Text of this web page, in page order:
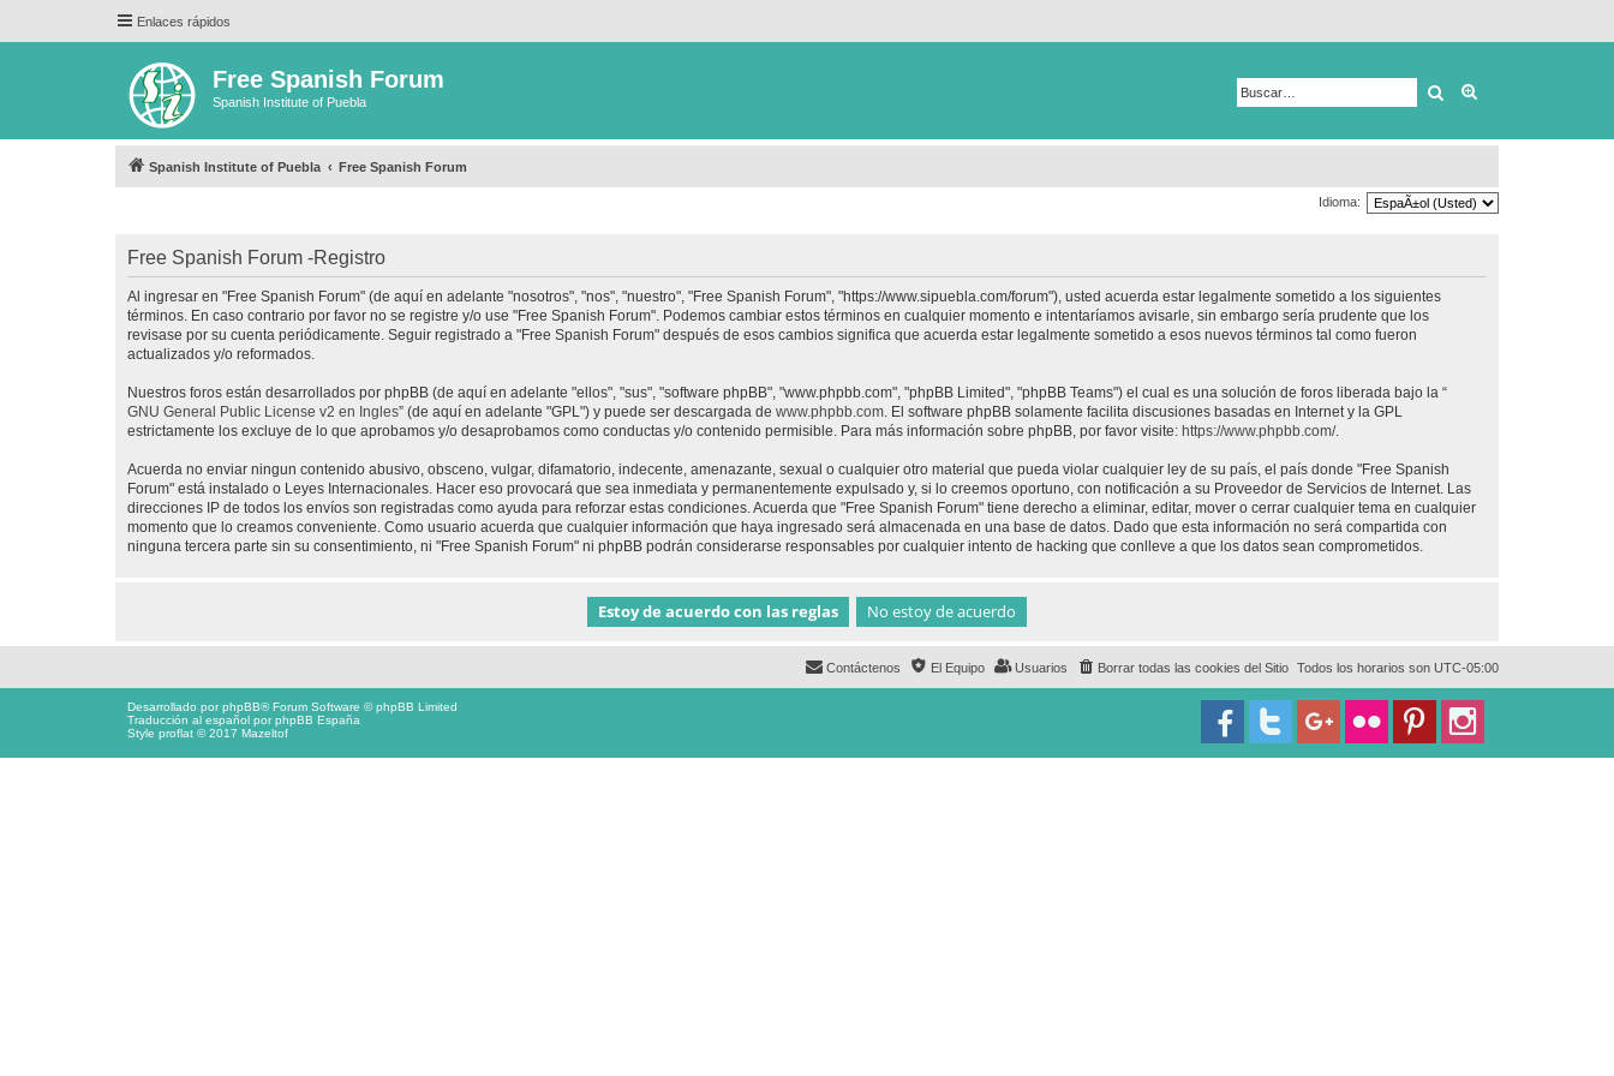
Enlaces rápidos
Free Spanish Forum
Spanish Institute of Puebla Buscar
Spanish Institute of Puebla Free Spanish Forum
Idioma:
Free Spanish Forum -Registro
Al ingresar en "Free Spanish Forum" (de aquí en adelante "nosotros", "nos", "nuestro", "Free Spanish Forum", "https://www.sipuebla.com/forum"), usted acuerda estar legalmente sometido a los siguientes
términos. En caso contrario por favor no se registre y/o use "Free Spanish Forum". Podemos cambiar estos términos en cualquier momento e intentaríamos avisarle, sin embargo sería prudente que los
revisase por su cuenta periódicamente. Seguir registrado a "Free Spanish Forum" después de esos cambios significa que acuerda estar legalmente sometido a esos nuevos términos tal como fueron
actualizados y/o reformados.
Nuestros foros están desarrollados por phpBB (de aquí en adelante "ellos", "sus", "software phpBB", "www.phpbb.com", "phpBB Limited", "phpBB Teams") el cual es una solución de foros liberada bajo la “
GNU General Public License v2 en Ingles” (de aquí en adelante "GPL") y puede ser descargada de www.phpbb.com . El software phpBB solamente facilita discusiones basadas en Internet y la GPL
estrictamente los excluye de lo que aprobamos y/o desaprobamos como conductas y/o contenido permisible. Para más información sobre phpBB, por favor visite: https://www.phpbb.com/.
Acuerda no enviar ningun contenido abusivo, obsceno, vulgar, difamatorio, indecente, amenazante, sexual o cualquier otro material que pueda violar cualquier ley de su país, el país donde "Free Spanish
Forum" está instalado o Leyes Internacionales. Hacer eso provocará que sea inmediata y permanentemente expulsado y, si lo creemos oportuno, con notificación a su Proveedor de Servicios de Internet. Las
direcciones IP de todos los envíos son registradas como ayuda para reforzar estas condiciones. Acuerda que "Free Spanish Forum" tiene derecho a eliminar, editar, mover o cerrar cualquier tema en cualquier
momento que lo creamos conveniente. Como usuario acuerda que cualquier información que haya ingresado será almacenada en una base de datos. Dado que esta información no será compartida con
ninguna tercera parte sin su consentimiento, ni "Free Spanish Forum" ni phpBB podrán considerarse responsables por cualquier intento de hacking que conlleve a que los datos sean comprometidos.
Todos los horarios son UTC-05:00
Borrar todas las cookies del Sitio
Usuarios
El Equipo
Contáctenos
Desarrollado porphpBB® Forum Software © phpBB Limited
Traducción al español porphpBB España
Style proflat © 2017 Mazeltof